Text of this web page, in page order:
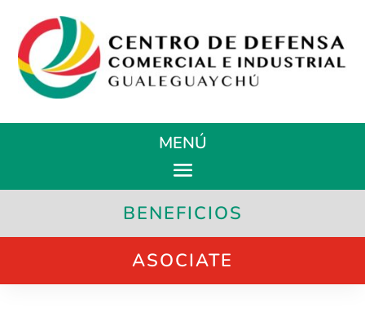
MENÚ
BENEFICIOS
ASOCIATE